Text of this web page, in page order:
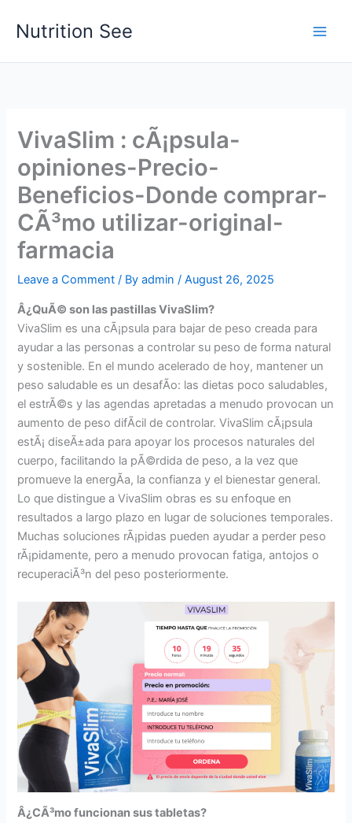
Nutrition See
VivaSlim : cÃ¡psula-
opiniones-Precio-
Beneficios-Donde comprar-
CÃ³mo utilizar-original-
farmacia
Leave a Comment / Byadmin/August 26, 2025
Â¿QuÃ© son las pastillas VivaSlim?
VivaSlim es una cÃ¡psula para bajar de peso creada para
ayudar a las personas a controlar su peso de forma natural
y sostenible. En el mundo acelerado de hoy, mantener un
peso saludable es un desafÃ­o: las dietas poco saludables,
el estrÃ©s y las agendas apretadas a menudo provocan un
aumento de peso difÃ­cil de controlar. VivaSlim cÃ¡psula
estÃ¡ diseÃ±ada para apoyar los procesos naturales del
cuerpo, facilitando la pÃ©rdida de peso, a la vez que
promueve la energÃ­a, la confianza y el bienestar general.
Lo que distingue a VivaSlim obras es su enfoque en
resultados a largo plazo en lugar de soluciones temporales.
Muchas soluciones rÃ¡pidas pueden ayudar a perder peso
rÃ¡pidamente, pero a menudo provocan fatiga, antojos o
recuperaciÃ³n del peso posteriormente.
Â¿CÃ³mo funcionan sus tabletas?